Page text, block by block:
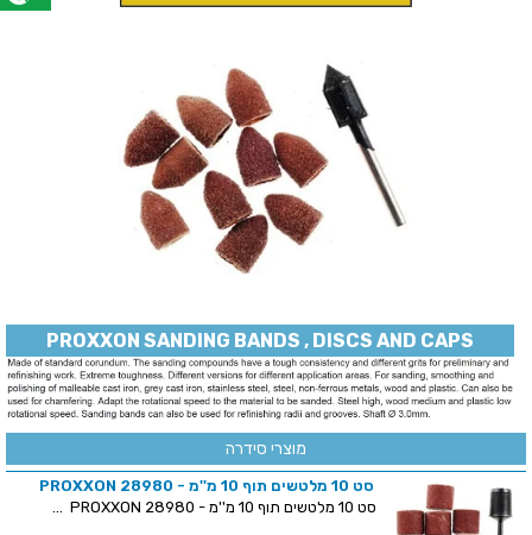
PROXXON SANDING BANDS , DISCS AND CAPS
מוצרי סידרה
סט 10 מלטשים תוף 10 מ''מ - PROXXON 28980
סט 10 מלטשים תוף 10 מ''מ - PROXXON 28980 ...